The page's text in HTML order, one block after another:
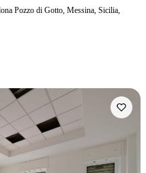
Pozzo di Gotto, Messina, Sicilia,